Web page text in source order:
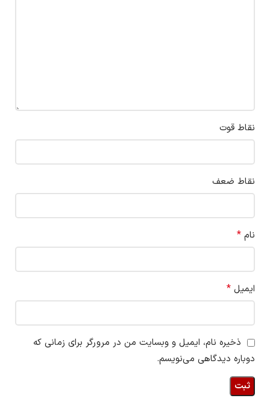
نقاط قوت
نقاط ضعف
نام *
ایمیل *
ذخیره نام، ایمیل و وبسایت من در مرورگر برای زمانی که
دوباره دیدگاهی می‌نویسم.